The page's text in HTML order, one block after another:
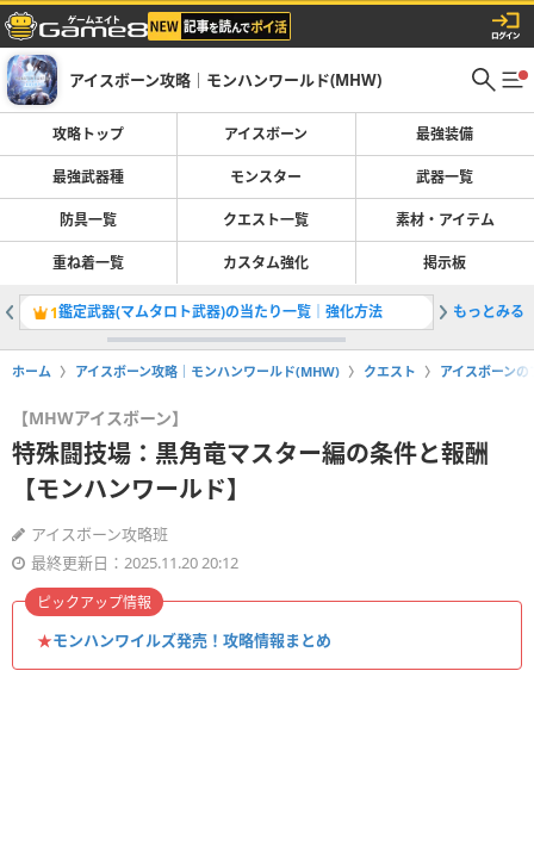
アイスボーン攻略｜モンハンワールド(MHW)
攻略トップ アイスボーン 最強装備
最強武器種 モンスター 武器一覧
防具一覧 クエスト一覧 素材・アイテム
重ね着一覧 カスタム強化 掲示板
1鑑定武器(マムタロト武器)の当たり一覧｜強化方法 2導きの
もっとみる
ホーム アイスボーン攻略｜モンハンワールド(MHW) クエスト アイスボーン
【MHWアイスボーン】
特殊闘技場：黒角竜マスター編の条件と報酬
【モンハンワールド】
アイスボーン攻略班
最終更新日：2025.11.20 20:12
★モンハンワイルズ発売！攻略情報まとめ
ピックアップ情報